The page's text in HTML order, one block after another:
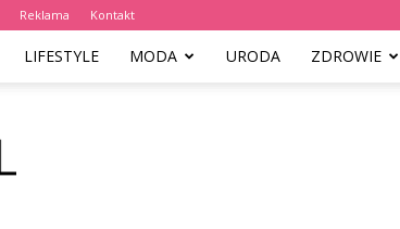
Reklama Kontakt
LIFESTYLE MODA URODA ZDROWIE